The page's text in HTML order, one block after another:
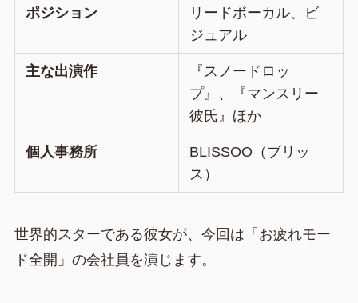
ポジション
リードボーカル、ビ
ジュアル
主な出演作
『スノードロッ
プ』、『マンスリー
彼氏』ほか
個人事務所
BLISSOO（ブリッ
ス）
世界的スターである彼女が、今回は「お疲れモー
ド全開」の会社員を演じます。